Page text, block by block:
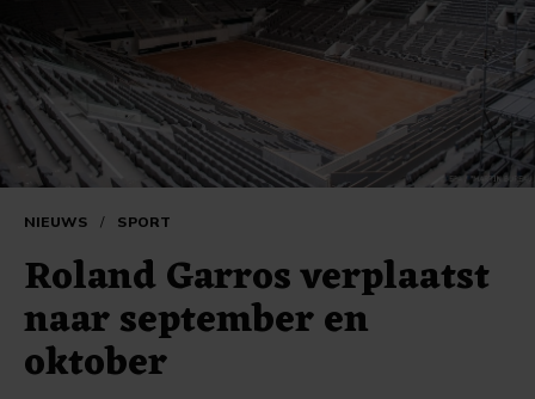
NIEUWS / SPORT
Roland Garros verplaatst
naar september en
oktober